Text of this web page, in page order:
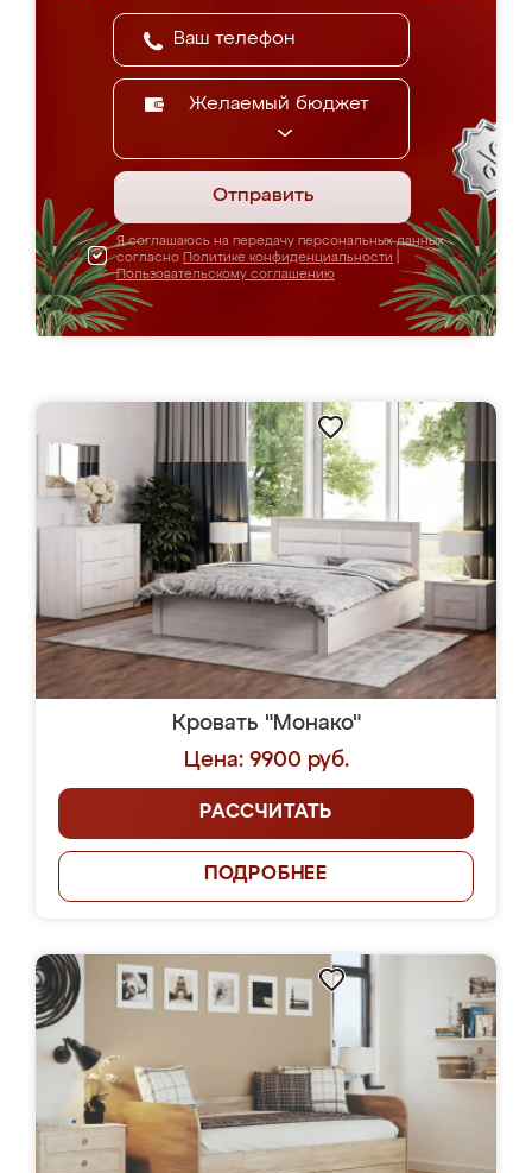
Желаемый бюджет
Отправить
Я соглашаюсь на передачу персональных данных
согласно Политике конфиденциальности
Пользовательскому соглашению
Кровать "Монако"
Цена: 9900 руб.
РАССЧИТАТЬ
ПОДРОБНЕЕ